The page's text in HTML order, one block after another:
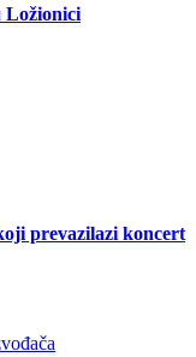
Ložionici
prevazilazi koncert